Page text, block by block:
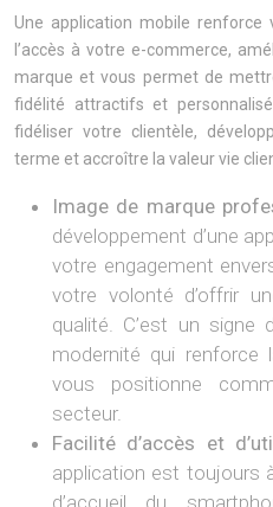
Une application mobile
l’accès à votre e-commerce,
marque et vous permet de
fidélité attractifs et
fidéliser votre clientèle,
terme et accroître la valeur vie
Image de marque
développement d’une
votre engagement
votre volonté d’offrir
qualité. C’est un signe
modernité qui
vous positionne
secteur.
Facilité d’accès et
application est toujours
d’accueil du